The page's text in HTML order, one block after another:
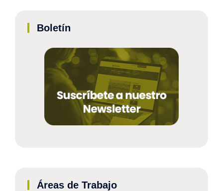
Boletín
Áreas de Trabajo